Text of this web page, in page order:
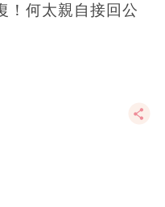
！何太親自接回公